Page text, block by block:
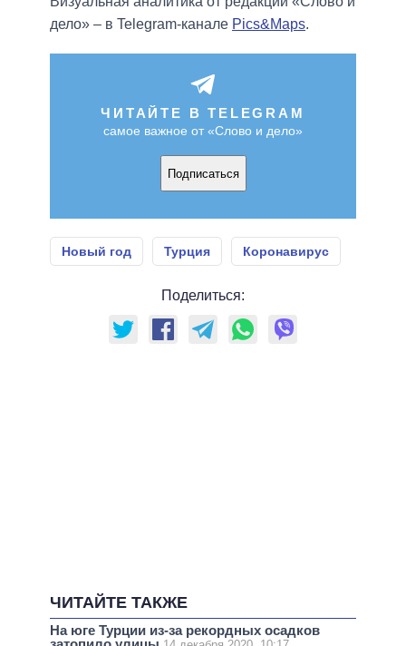
дело» – в Telegram-канале Pics&Maps.
ЧИТАЙТЕ В TELEGRAM
самое важное от «Слово и дело»
Подписаться
Новый год Турция Коронавирус
Поделиться:
ЧИТАЙТЕ ТАКЖЕ
На юге Турции из-за рекордных осадков